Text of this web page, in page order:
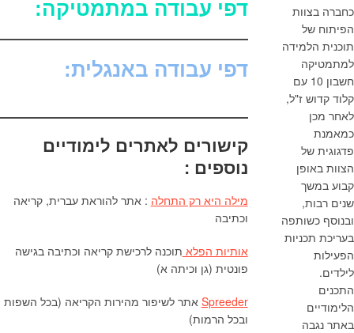
דפי עבודה במתמטיקה:
דפי עבודה באנגלית:
קישורים לאתרים לימודיים
נוספים :
מילה היא רק התחלה : אתר להוראת עברית, קריאה
וכתיבה
אותיות הפלא תוכנה לרכישת קריאה וכתיבה בגישה
פונטית (גן וכיתה א)
Spreeder אתר לשיפור מהירות הקריאה (בכל השפות
ובכל הרמות)
כחברה בצוות
הפיתוח של
תוכנית הלמידה
למתמטיקה
חשבון 10 עם
קלוד קדוש ז"ל,
לאחר מכן
כמאמנת
פדגוגית של
הצוות באופן
קבוע במשך
שנים רבות,
ובנוסף כשותפה
בעריכת תכניות
הפעילות
לילדים.
התכנים
הלימודיים
באתר נגבה